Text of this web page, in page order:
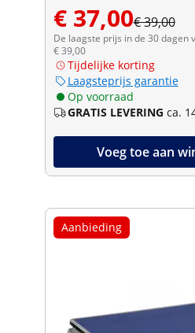
€ 37,00€ 39,00
De laagste prijs in de 30 dagen
€ 39,00
Tijdelijke korting
Laagsteprijs garantie
Op voorraad
GRATIS LEVERING ca.
Voeg toe aan
Aanbieding